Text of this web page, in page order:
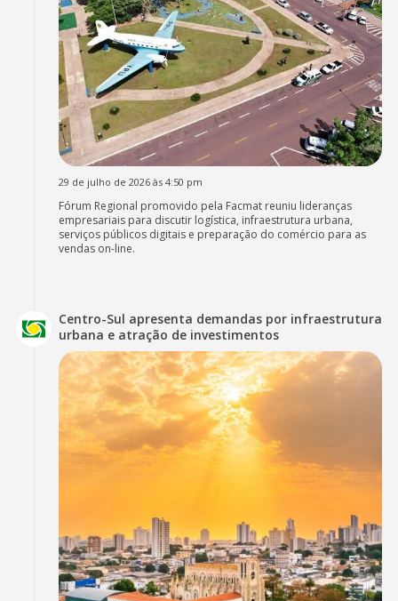
29 de julho de 2026 às 4:50 pm
Fórum Regional promovido pela Facmat reuniu lideranças
empresariais para discutir logística, infraestrutura urbana,
serviços públicos digitais e preparação do comércio para as
vendas on-line.
Centro-Sul apresenta demandas por infraestrutura
urbana e atração de investimentos